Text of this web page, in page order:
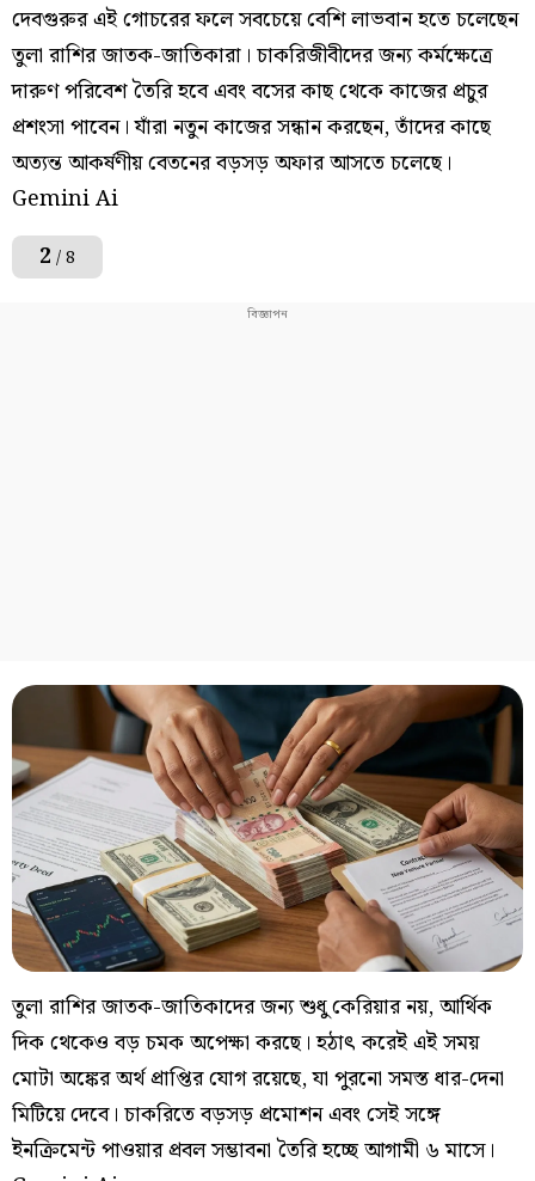
দেবগুরুর এই গোচরের ফলে সবচেয়ে বেশি লাভবান হতে চলেছেন
তুলা রাশির জাতক-জাতিকারা। চাকরিজীবীদের জন্য কর্মক্ষেত্রে
দারুণ পরিবেশ তৈরি হবে এবং বসের কাছ থেকে কাজের প্রচুর
প্রশংসা পাবেন। যাঁরা নতুন কাজের সন্ধান করছেন, তাঁদের কাছে
অত্যন্ত আকর্ষণীয় বেতনের বড়সড় অফার আসতে চলেছে।
Gemini Ai
2 / 8
তুলা রাশির জাতক-জাতিকাদের জন্য শুধু কেরিয়ার নয়, আর্থিক
দিক থেকেও বড় চমক অপেক্ষা করছে। হঠাৎ করেই এই সময়
মোটা অঙ্কের অর্থ প্রাপ্তির যোগ রয়েছে, যা পুরনো সমস্ত ধার-দেনা
মিটিয়ে দেবে। চাকরিতে বড়সড় প্রমোশন এবং সেই সঙ্গে
ইনক্রিমেন্ট পাওয়ার প্রবল সম্ভাবনা তৈরি হচ্ছে আগামী ৬ মাসে।